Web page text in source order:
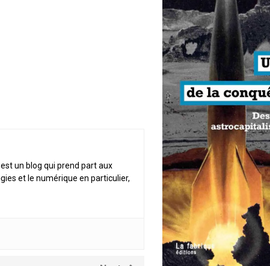
champs : « On impose et copie le gigantisme états-
un blog qui prend part aux
et le numérique en particulier,